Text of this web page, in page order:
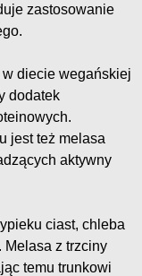
zastosowanie
diecie wegańskiej
dodatek
jest też melasa
aktywny
ciast, chleba
Melasa z trzciny
temu trunkowi